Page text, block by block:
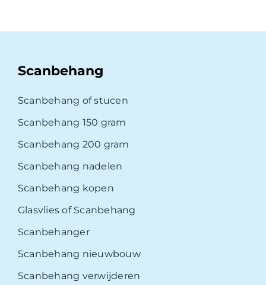
Scanbehang
Scanbehang of stucen
Scanbehang 150 gram
Scanbehang 200 gram
Scanbehang nadelen
Scanbehang kopen
Glasvlies of Scanbehang
Scanbehanger
Scanbehang nieuwbouw
Scanbehang verwijderen